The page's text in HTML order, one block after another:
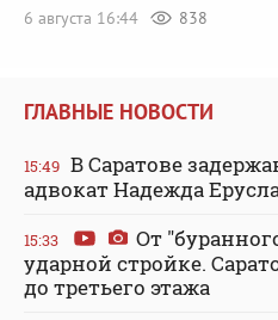
6 августа 16:44
838
ГЛАВНЫЕ НОВОСТИ
15:49 В Саратове
адвокат Надежда
15:33
От
ударной стройке.
до третьего этажа